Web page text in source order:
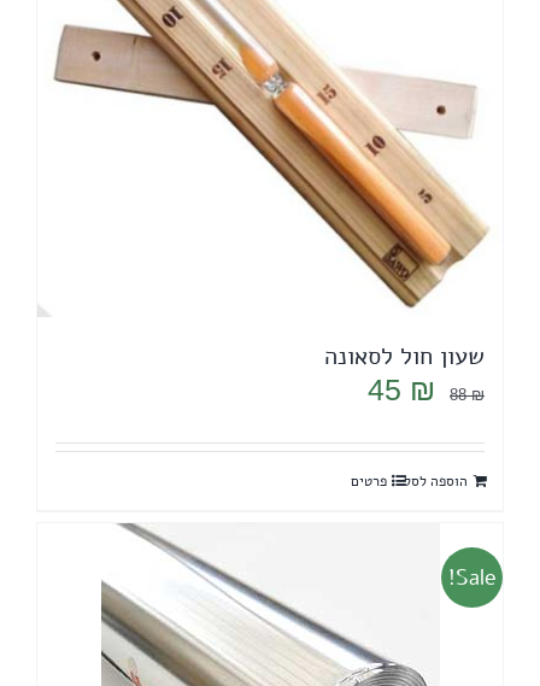
שעון חול לסאונה
88₪
המחיר
היה:
88 ₪.
45 ₪
המחיר
הוא:
45 ₪.
הוספה לסל פרטים
Sale!